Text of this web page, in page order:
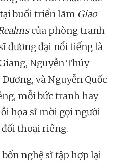
buổi triển lãm Giao
của phòng tranh
đương đại nổi tiếng là
Nguyễn Thúy
và Nguyễn Quốc
mỗi bức tranh hay
họa sĩ mời gọi người
thoại riêng.
bốn nghệ sĩ tập hợp lại